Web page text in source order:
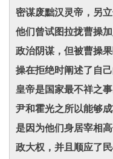
密谋废黜汉灵帝，另立
他们曾试图拉拢曹操
政治阴谋，但被曹操
操在拒绝时阐述了自
皇帝是国家最不祥之
尹和霍光之所以能够
是因为他们身居宰相
政大权，并且顺应了